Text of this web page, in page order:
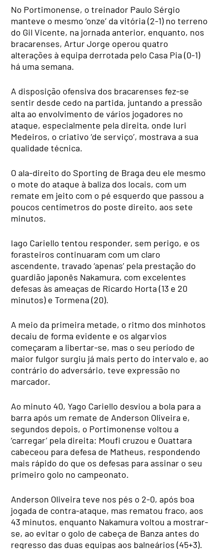
No Portimonense, o treinador Paulo Sérgio
manteve o mesmo ‘onze’ da vitória (2-1) no terreno
do Gil Vicente, na jornada anterior, enquanto, nos
bracarenses, Artur Jorge operou quatro
alterações à equipa derrotada pelo Casa Pia (0-1)
há uma semana.
A disposição ofensiva dos bracarenses fez-se
sentir desde cedo na partida, juntando a pressão
alta ao envolvimento de vários jogadores no
ataque, especialmente pela direita, onde Iuri
Medeiros, o criativo ‘de serviço’, mostrava a sua
qualidade técnica.
O ala-direito do Sporting de Braga deu ele mesmo
o mote do ataque à baliza dos locais, com um
remate em jeito com o pé esquerdo que passou a
poucos centímetros do poste direito, aos sete
minutos.
Iago Cariello tentou responder, sem perigo, e os
forasteiros continuaram com um claro
ascendente, travado ‘apenas’ pela prestação do
guardião japonês Nakamura, com excelentes
defesas às ameaças de Ricardo Horta (13 e 20
minutos) e Tormena (20).
A meio da primeira metade, o ritmo dos minhotos
decaiu de forma evidente e os algarvios
começaram a libertar-se, mas o seu período de
maior fulgor surgiu já mais perto do intervalo e, ao
contrário do adversário, teve expressão no
marcador.
Ao minuto 40, Yago Cariello desviou a bola para a
barra após um remate de Anderson Oliveira e,
segundos depois, o Portimonense voltou a
‘carregar’ pela direita: Moufi cruzou e Ouattara
cabeceou para defesa de Matheus, respondendo
mais rápido do que os defesas para assinar o seu
primeiro golo no campeonato.
Anderson Oliveira teve nos pés o 2-0, após boa
jogada de contra-ataque, mas rematou fraco, aos
43 minutos, enquanto Nakamura voltou a mostrar-
se, ao evitar o golo de cabeça de Banza antes do
regresso das duas equipas aos balneários (45+3).